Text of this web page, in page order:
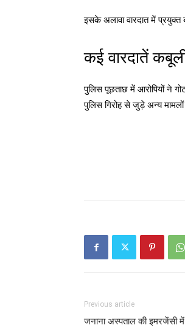
इसके अलावा वारदात में प्रयुक्त
कई वारदातें
पुलिस पूछताछ में आरोपियों ने
पुलिस गिरोह से जुड़े अन्य
Previous article
जनाना अस्पताल की इमरजेंसी